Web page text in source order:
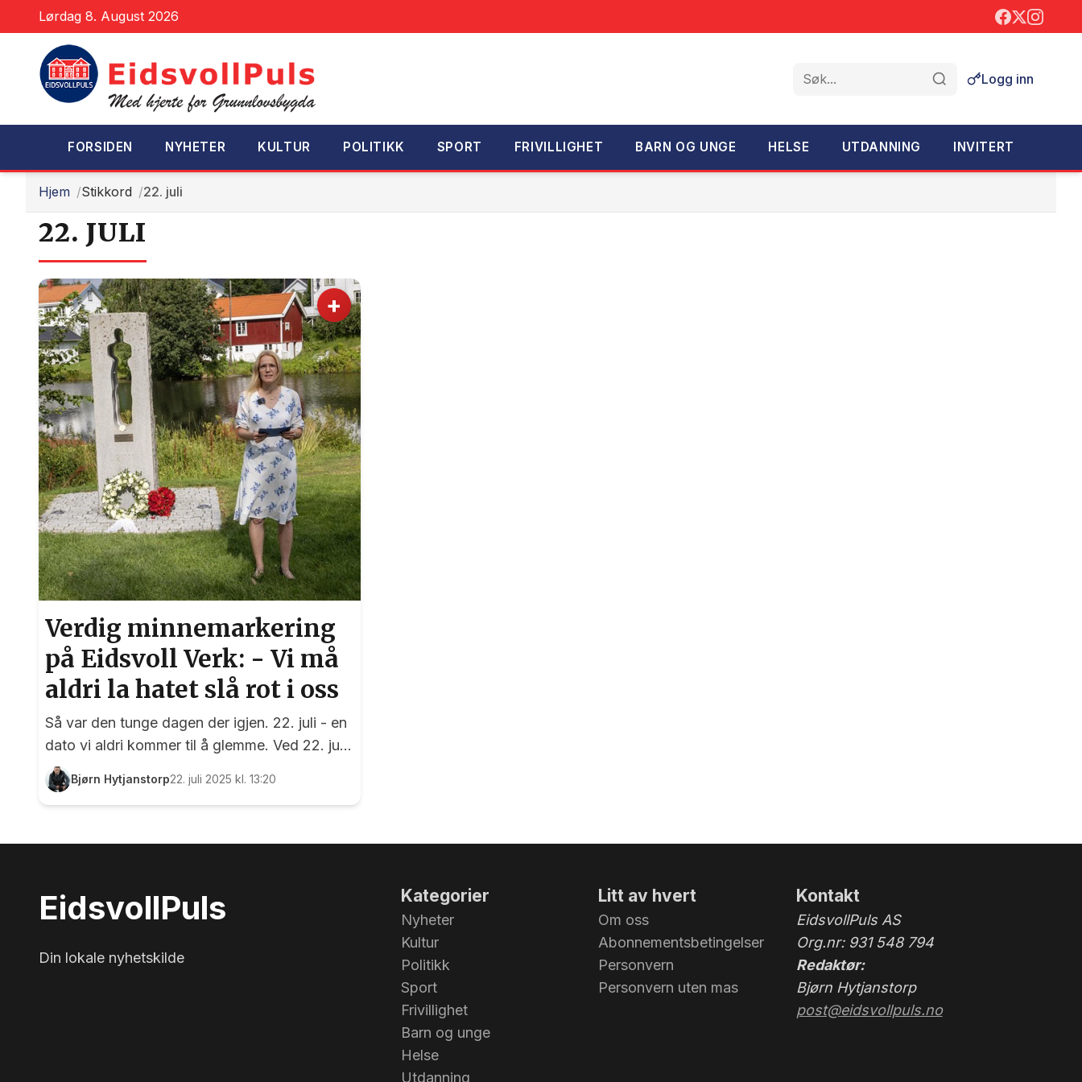
Lørdag 8. August 2026
Søk
Logg inn
FORSIDEN NYHETER KULTUR POLITIKK SPORT FRIVILLIGHET BARN OG UNGE HELSE UTDANNING INVITERT
Hjem Stikkord 22. juli
22. JULI
+
Verdig minnemarkering
på Eidsvoll Verk: - Vi må
aldri la hatet slå rot i oss
Så var den tunge dagen der igjen. 22. juli - en
dato vi aldri kommer til å glemme. Ved 22. juli-
monumentet på Eidsvoll Verk ble dagen
markert på en dempet og verdig måte.
Eidsvolls plass foran Stortinget 28. juli 2011.
Bjørn Hytjanstorp22. juli 2025 kl. 13:20
EidsvollPuls
Din lokale nyhetskilde
Kategorier
Nyheter
Kultur
Politikk
Sport
Frivillighet
Barn og unge
Helse
Utdanning
Litt av hvert
Om oss
Abonnementsbetingelser
Personvern
Personvern uten mas
Kontakt
EidsvollPuls AS
Org.nr: 931 548 794
Redaktør:
Bjørn Hytjanstorp
post@eidsvollpuls.no